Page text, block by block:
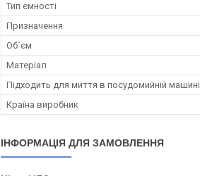
Тип ємності
Призначення
Об`єм
Матеріал
Підходить для миття в посудомийній машині
Країна виробник
ІНФОРМАЦІЯ ДЛЯ ЗАМОВЛЕННЯ